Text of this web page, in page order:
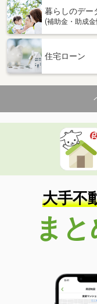
暮らしのデー
(補助金・助成金
住宅ローン
大手不
まと